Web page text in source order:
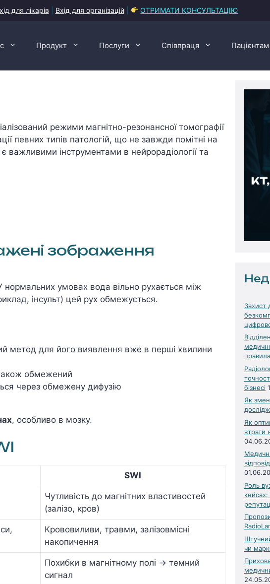
для лікарів Вхід для організацій| ОТРИМАТИ КОНСУЛЬТАЦІЮ
Продукт Послуги Співпраця Пацієнтам
режими магнітно-резонансної томографії
певних типів патологій, що не завжди помітні на
інструментами в нейрорадіології та
зображення
нормальних умовах вода вільно рухається між
інсульт) цей рух обмежується.
метод для його виявлення вже в перші хвилини
обмежений
через обмежену дифузію
, особливо в мозку.
SWI
Чутливість до магнітних властивостей
(залізо, кров)
Крововиливи, травми, залізовмісні
накопичення
Похибки в магнітному полі → темний
сигнал
Захист
бізнесі
Як
Як
втрати
Роль
кейсах:
чи